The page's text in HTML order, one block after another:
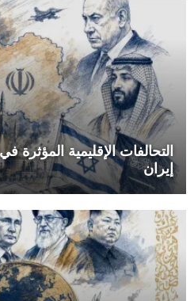
التحالفات الإقليمية
إيران